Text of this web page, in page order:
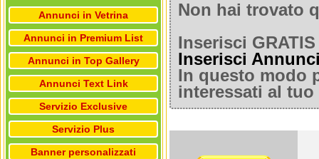
Annunci in Vetrina
Annunci in Premium List
Annunci in Top Gallery
Annunci Text Link
Servizio Exclusive
Servizio Plus
Banner personalizzati
Non hai trovato
Inserisci
Inserisci
In questo modo
interessati al